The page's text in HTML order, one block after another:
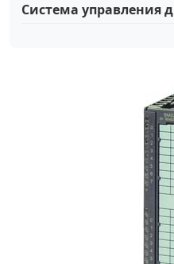
Система управления